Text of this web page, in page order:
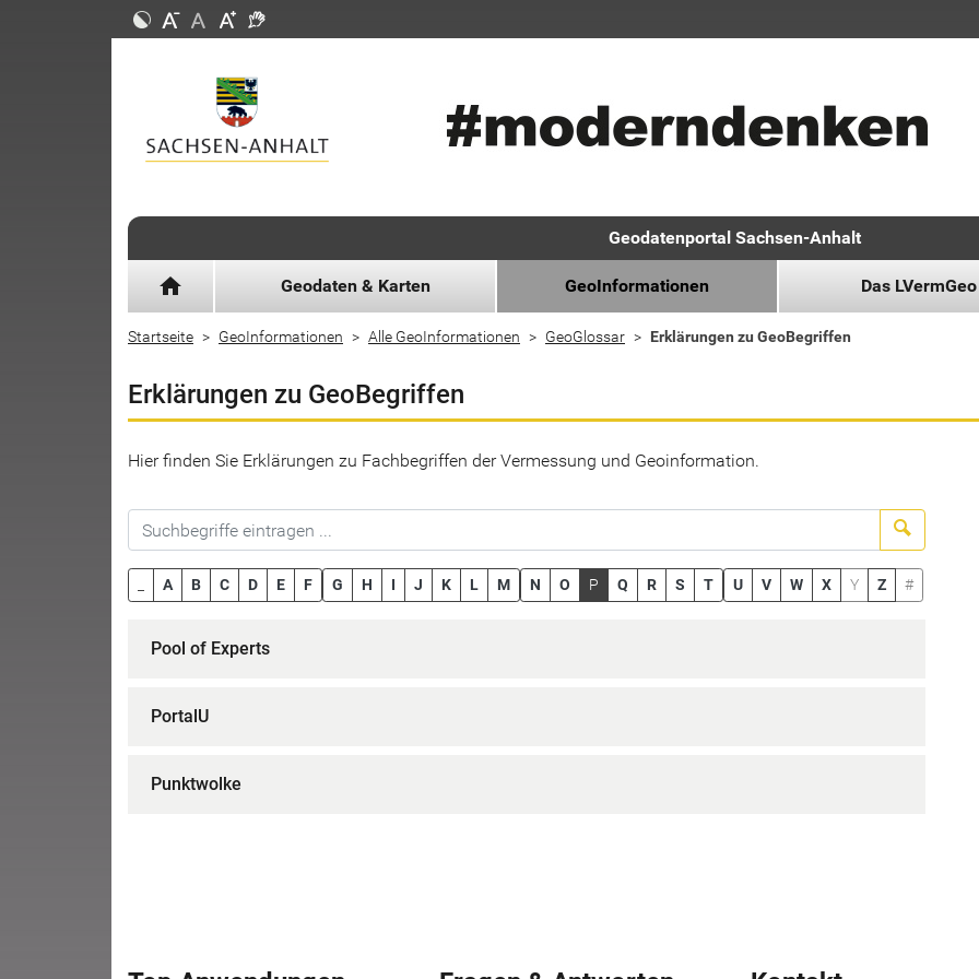
Geodatenportal Sachsen-Anhalt
home Geodaten & Karten GeoInformationen Das LVermGeo
Startseite GeoInformationen Alle GeoInformationen GeoGlossar Erklärungen zu GeoBegriffen
Erklärungen zu GeoBegriffen
Hier finden Sie Erklärungen zu Fachbegriffen der Vermessung und Geoinformation.
A B C D E F G H I J K L M N O P Q R S T U V W X Y Z #
Pool of Experts
PortalU
Punktwolke